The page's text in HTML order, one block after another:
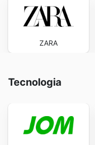
ZARA
Tecnologia